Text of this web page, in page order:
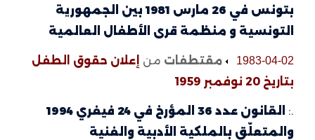
بتونس في 26 مارس 1981 بين الجمهورية
التونسية و منظمة قرى الأطفال العالمية
1983-04-02 مقتطفات من إعلان حقوق الطفل
بتاريخ 20 نوفمبر 1959
القانون عدد 36 المؤرخ في 24 فيفري 1994
والمتعلّق بالملكية الأدبية والفنية